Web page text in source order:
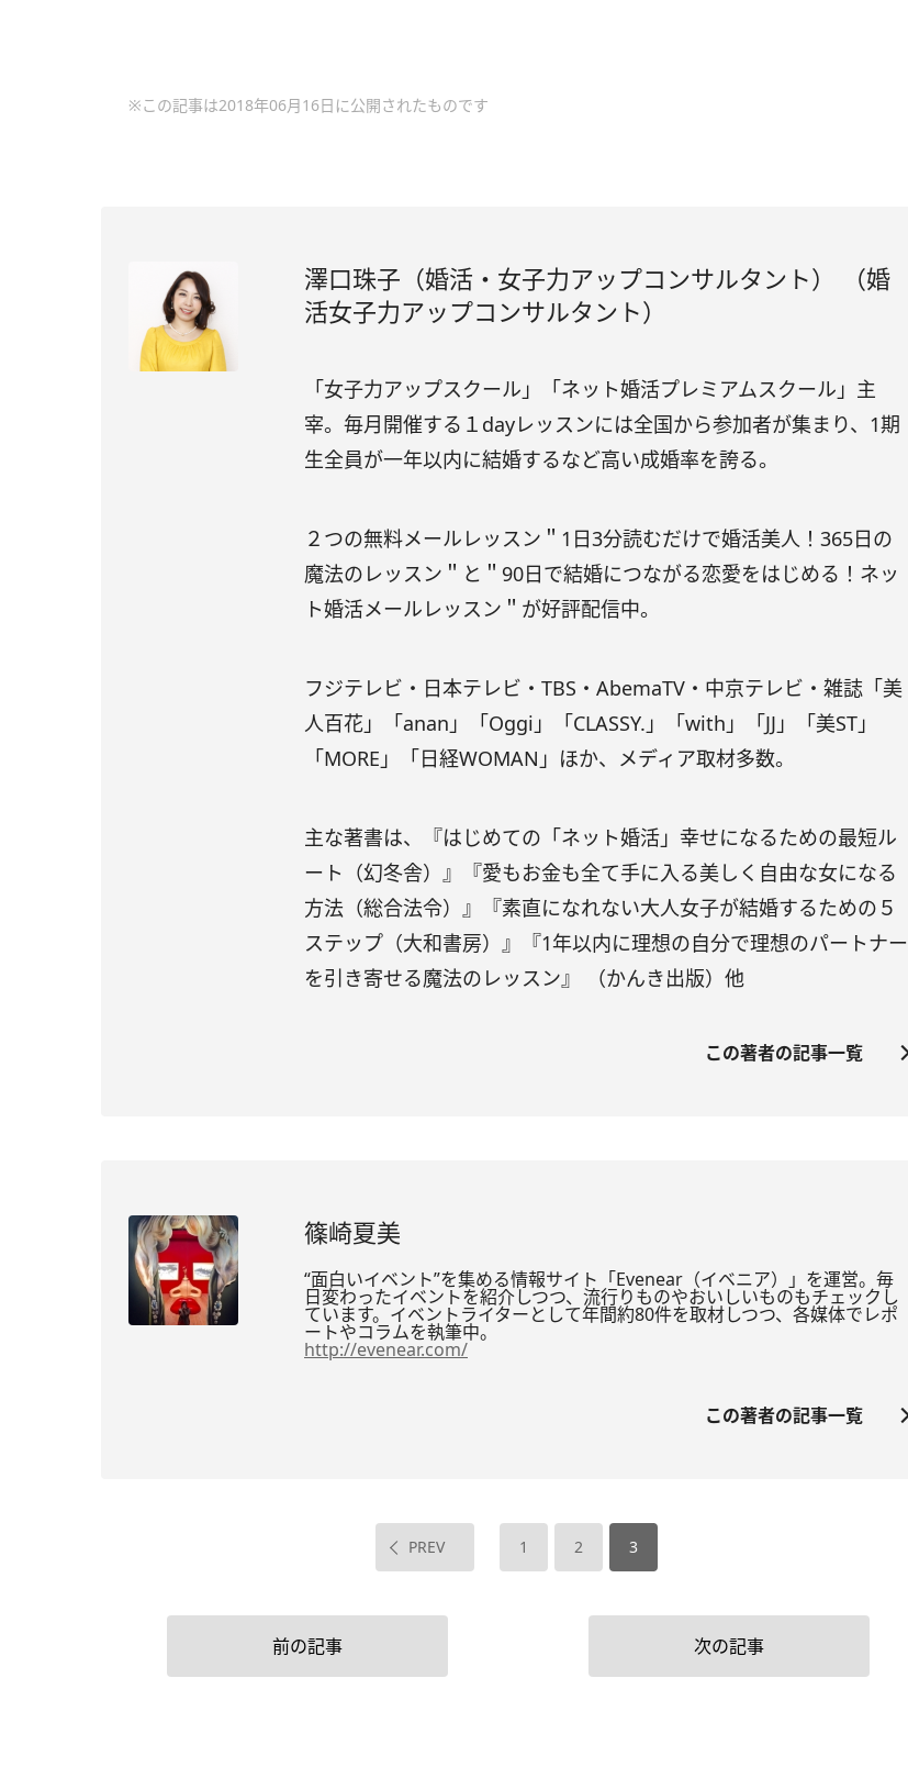
※この記事は2018年06月16日に公開されたものです
澤口珠子（婚活・女子力アップコンサルタント） （婚
活女子力アップコンサルタント）
「女子力アップスクール」「ネット婚活プレミアムスクール」主
宰。毎月開催する１dayレッスンには全国から参加者が集まり、1期
生全員が一年以内に結婚するなど高い成婚率を誇る。
２つの無料メールレッスン＂1日3分読むだけで婚活美人！365日の
魔法のレッスン＂と＂90日で結婚につながる恋愛をはじめる！ネッ
ト婚活メールレッスン＂が好評配信中。
フジテレビ・日本テレビ・TBS・AbemaTV・中京テレビ・雑誌「美
人百花」「anan」「Oggi」「CLASSY.」「with」「JJ」「美ST」
「MORE」「日経WOMAN」ほか、メディア取材多数。
主な著書は、『はじめての「ネット婚活」幸せになるための最短ル
ート（幻冬舎）』『愛もお金も全て手に入る美しく自由な女になる
方法（総合法令）』『素直になれない大人女子が結婚するための５
ステップ（大和書房）』『1年以内に理想の自分で理想のパートナー
を引き寄せる魔法のレッスン』 （かんき出版）他
この著者の記事一覧
篠崎夏美
“面白いイベント”を集める情報サイト「Evenear（イベニア）」を運営。 毎
日変わったイベントを紹介しつつ、 流行りものやおいしいものもチェックし
ています。 イベントライターとして年間約80件を取材しつつ、 各媒体でレポ
ートやコラムを執筆中。
http://evenear.com/
この著者の記事一覧
PREV 1 2 3
前の記事 次の記事